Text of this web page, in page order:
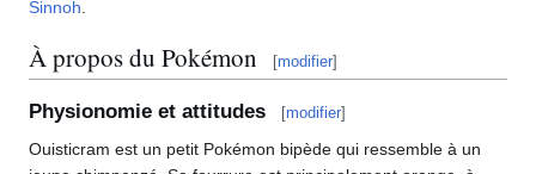
Sinnoh
À propos du Pokémon [modifier]
Physionomie et attitudes [modifier]
Ouisticram est un petit Pokémon bipède qui ressemble à un